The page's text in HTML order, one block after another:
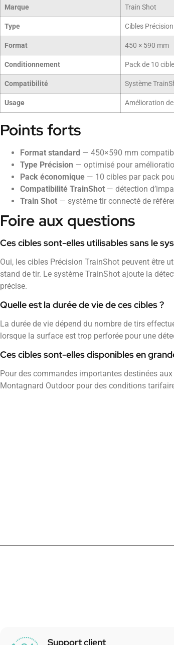
Marque Train Shot
Type Cibles Précision
Format 450 × 590 mm
Conditionnement Pack de 10
Compatibilité Système
Usage Amélioration
Points forts
Format standard — 450×590 mm
Type Précision — optimisé pour
Pack économique — 10 cibles par pack
Compatibilité TrainShot — détection
Train Shot — système tir connecté de
Foire aux questions
Ces cibles sont-elles utilisables sans le
Oui, les cibles Précision TrainShot peuvent être
stand de tir. Le système TrainShot ajoute la
précise.
Quelle est la durée de vie de ces cibles ?
La durée de vie dépend du nombre de tirs
lorsque la surface est trop perforée pour une
Ces cibles sont-elles disponibles en
Pour des commandes importantes destinées
Montagnard Outdoor pour des conditions
Support client